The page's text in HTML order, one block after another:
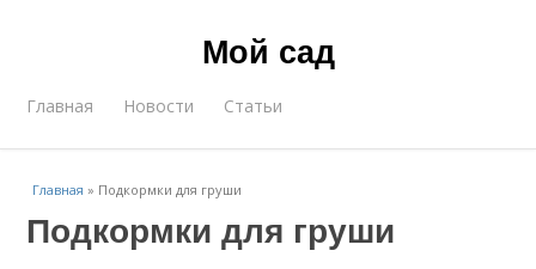
Мой сад
Главная Новости Статьи
Главная » Подкормки для груши
Подкормки для груши